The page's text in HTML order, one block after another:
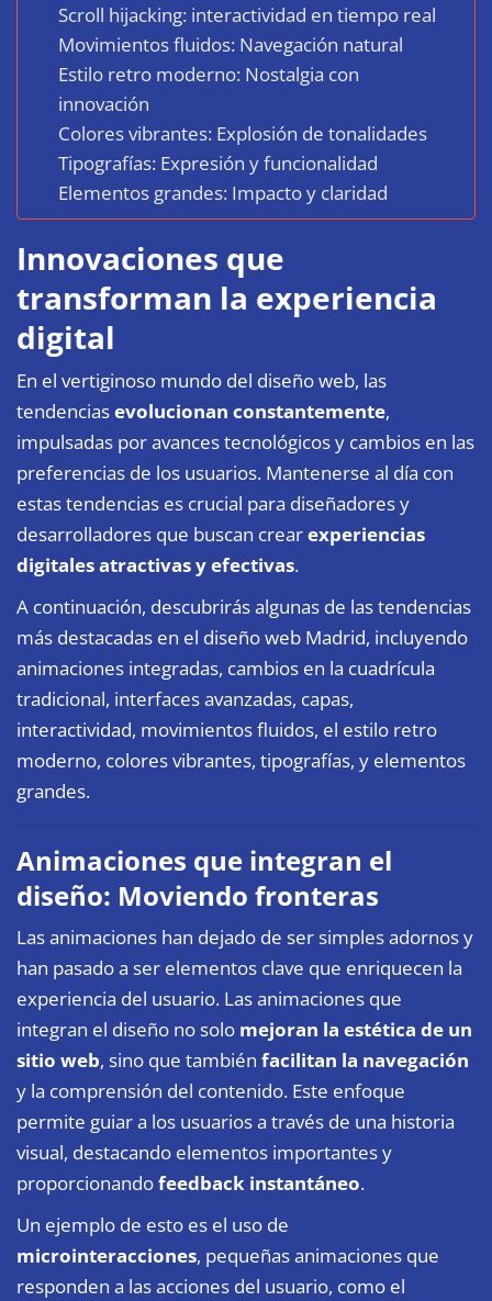
Scroll hijacking: interactividad en tiempo real
Movimientos fluidos: Navegación natural
Estilo retro moderno: Nostalgia con
innovación
Colores vibrantes: Explosión de tonalidades
Tipografías: Expresión y funcionalidad
Elementos grandes: Impacto y claridad
Innovaciones que
transforman la experiencia
digital
En el vertiginoso mundo del diseño web, las
tendenciasevolucionan constantemente,
impulsadas por avances tecnológicos y cambios en las
preferencias de los usuarios. Mantenerse al día con
estas tendencias es crucial para diseñadores y
desarrolladores que buscan crearexperiencias
digitales atractivas y efectivas.
A continuación, descubrirás algunas de las tendencias
más destacadas en el diseño web Madrid, incluyendo
animaciones integradas, cambios en la cuadrícula
tradicional, interfaces avanzadas, capas,
interactividad, movimientos fluidos, el estilo retro
moderno, colores vibrantes, tipografías, y elementos
grandes.
Animaciones que integran el
diseño: Moviendo fronteras
Las animaciones han dejado de ser simples adornos y
han pasado a ser elementos clave que enriquecen la
experiencia del usuario. Las animaciones que
integran el diseño no solo mejoran la estética de un
sitio web, sino que también facilitan la navegación
y la comprensión del contenido. Este enfoque
permite guiar a los usuarios a través de una historia
visual, destacando elementos importantes y
proporcionandofeedback instantáneo.
Un ejemplo de esto es el uso de
microinteracciones, pequeñas animaciones que
responden a las acciones del usuario, como el